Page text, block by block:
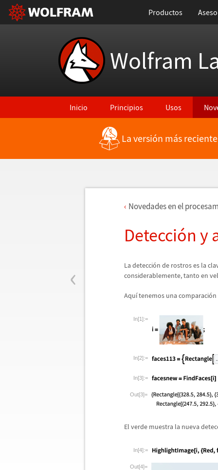
Productos
Wolfram
Inicio Principios Usos
La versión más
‹
Novedades en el
Detección y
La detección de rostros es la
considerablemente, tanto en
Aquítenemos una comparació
In[1]:=
In[2]:=
In[3]:=
Out[3]=
El verde muestra la nueva
In[4]:=
Out[4]=